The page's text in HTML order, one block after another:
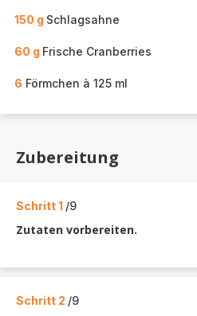
150 g Schlagsahne
60 g Frische Cranberries
6 Förmchen à 125 ml
Zubereitung
Schritt 1 /9
Zutaten vorbereiten.
Schritt 2 /9